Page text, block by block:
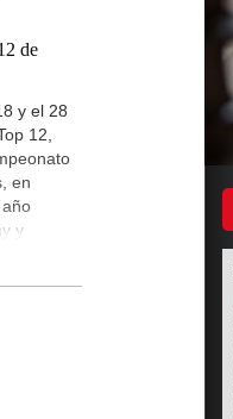
de
y el 28
12,
en
y
con